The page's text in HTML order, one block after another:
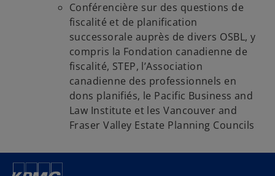
Conférencière sur des questions de
fiscalité et de planification
successorale auprès de divers OSBL, y
compris la Fondation canadienne de
fiscalité, STEP, l’Association
canadienne des professionnels en
dons planifiés, le Pacific Business and
Law Institute et les Vancouver and
Fraser Valley Estate Planning Councils